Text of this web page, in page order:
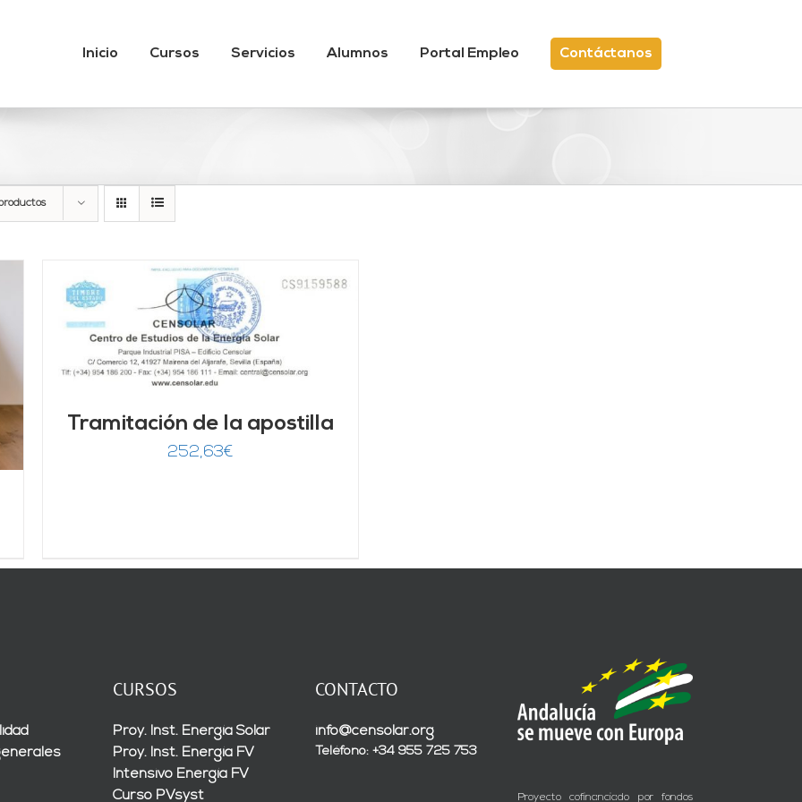
Inicio Cursos Servicios Alumnos Portal Empleo Contáctanos
Tramitación de la apostilla
252,63€
CURSOS
Proy. Inst. Energía Solar
Proy. Inst. Energía FV
Intensivo Energía FV
Curso PVsyst
CONTACTO
info@censolar.org
Teléfono: +34 955 725 753
Proyecto cofinanciado por fondos